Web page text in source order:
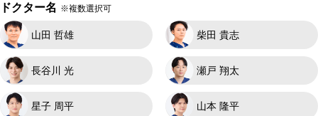
ドクター名 ※複数選択可
山田 哲雄 柴田 貴志
長谷川 光 瀬戸 翔太
星子 周平 山本 隆平